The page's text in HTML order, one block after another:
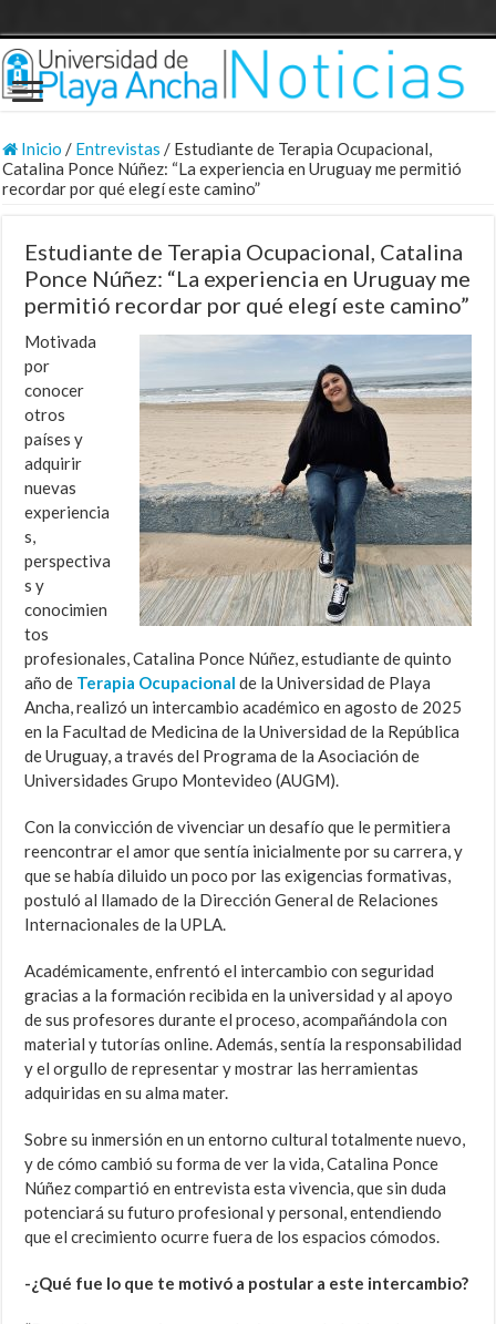
Inicio / Entrevistas / Estudiante de Terapia Ocupacional,
Catalina Ponce Núñez: “La experiencia en Uruguay me permitió
recordar por qué elegí este camino”
Estudiante de Terapia Ocupacional, Catalina
Ponce Núñez: “La experiencia en Uruguay me
permitió recordar por qué elegí este camino”
Motivada
por
conocer
otros
países y
adquirir
nuevas
experiencia
s,
perspectiva
s y
conocimien
tos
profesionales, Catalina Ponce Núñez, estudiante de quinto
año de Terapia Ocupacional de la Universidad de Playa
Ancha, realizó un intercambio académico en agosto de 2025
en la Facultad de Medicina de la Universidad de la República
de Uruguay, a través del Programa de la Asociación de
Universidades Grupo Montevideo (AUGM).
Con la convicción de vivenciar un desafío que le permitiera
reencontrar el amor que sentía inicialmente por su carrera, y
que se había diluido un poco por las exigencias formativas,
postuló al llamado de la Dirección General de Relaciones
Internacionales de la UPLA.
Académicamente, enfrentó el intercambio con seguridad
gracias a la formación recibida en la universidad y al apoyo
de sus profesores durante el proceso, acompañándola con
material y tutorías online. Además, sentía la responsabilidad
y el orgullo de representar y mostrar las herramientas
adquiridas en su alma mater.
Sobre su inmersión en un entorno cultural totalmente nuevo,
y de cómo cambió su forma de ver la vida, Catalina Ponce
Núñez compartió en entrevista esta vivencia, que sin duda
potenciará su futuro profesional y personal, entendiendo
que el crecimiento ocurre fuera de los espacios cómodos.
-¿Qué fue lo que te motivó a postular a este intercambio?